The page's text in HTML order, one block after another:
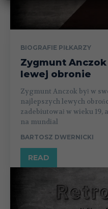
BIOGRAFIE PIŁKARZY
Zygmunt Anczok
lewej obronie
Zygmunt Anczok był w
najlepszych lewych
zadebiutował w wieku 19,
na mundial
BARTOSZ DWERNICKI
READ